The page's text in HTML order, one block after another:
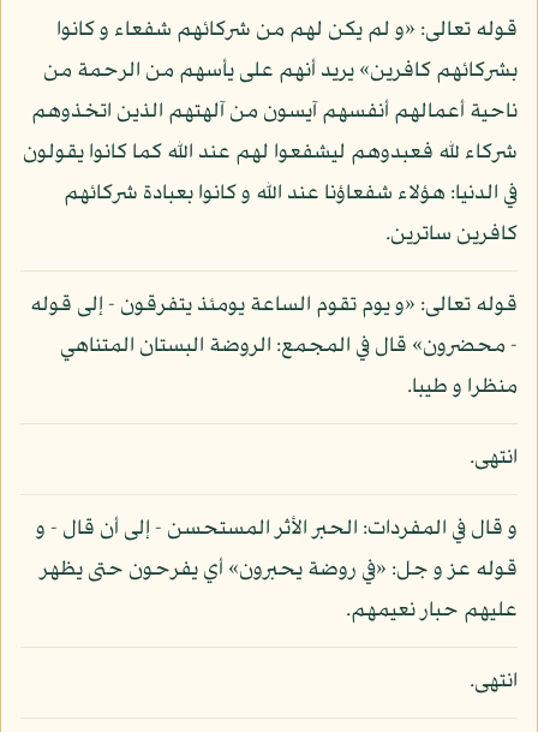
قوله تعالى: «و لم يكن لهم من شركائهم شفعاء و كانوا
بشركائهم كافرين» يريد أنهم على يأسهم من الرحمة من
ناحية أعمالهم أنفسهم آيسون من آلهتهم الذين اتخذوهم
شركاء لله فعبدوهم ليشفعوا لهم عند الله كما كانوا يقولون
في الدنيا: هؤلاء شفعاؤنا عند الله و كانوا بعبادة شركائهم
كافرين ساترين.
قوله تعالى: «و يوم تقوم الساعة يومئذ يتفرقون - إلى قوله
- محضرون» قال في المجمع: الروضة البستان المتناهي
منظرا و طيبا.
انتهى.
و قال في المفردات: الحبر الأثر المستحسن - إلى أن قال - و
قوله عز و جل: «في روضة يحبرون» أي يفرحون حتى يظهر
عليهم حبار نعيمهم.
انتهى.